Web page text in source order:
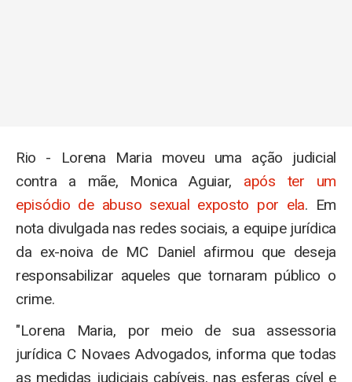
Rio - Lorena Maria moveu uma ação judicial
contra a mãe, Monica Aguiar, após ter um
episódio de abuso sexual exposto por ela. Em
nota divulgada nas redes sociais, a equipe jurídica
da ex-noiva de MC Daniel afirmou que deseja
responsabilizar aqueles que tornaram público o
crime.
"Lorena Maria, por meio de sua assessoria
jurídica C Novaes Advogados, informa que todas
as medidas judiciais cabíveis, nas esferas cível e